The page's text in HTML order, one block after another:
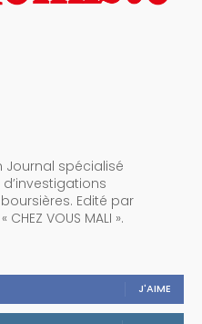
Journal spécialisé
Edité par
VOUS MALI ».
J'AIME